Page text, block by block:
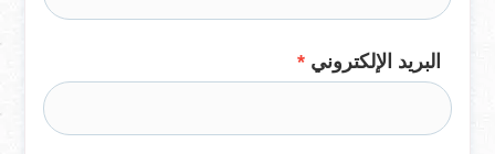
البريد الإلكتروني *